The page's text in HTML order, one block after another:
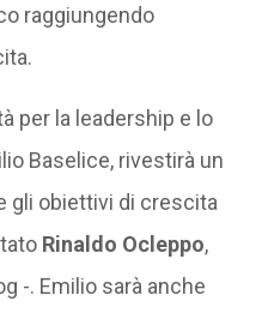
raggiungendo
per la leadership e lo
Baselice, rivestirà un
gli obiettivi di crescita
Rinaldo Ocleppo,
-. Emilio sarà anche